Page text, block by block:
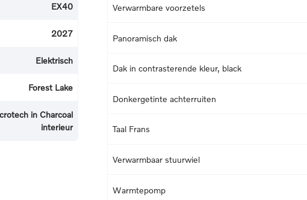
EX40
2027
Elektrisch
Forest Lake
in Charcoal
interieur
Verwarmbare voorzetels
Panoramisch dak
Dak in contrasterende kleur, black
Donkergetinte achterruiten
Taal Frans
Verwarmbaar stuurwiel
Warmtepomp